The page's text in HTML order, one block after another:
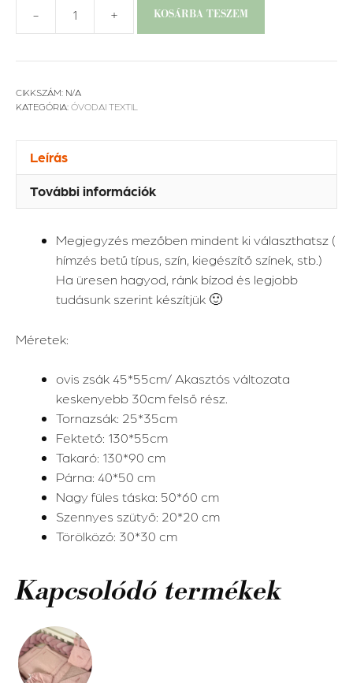
-
Ovis
-
munkagépek
+ KOSÁRBA TESZEM
CIKKSZÁM: N/A
KATEGÓRIA: ÓVODAI TEXTIL
Leírás
További információk
Megjegyzés mezőben mindent ki választhatsz (
hímzés betű típus, szín, kiegészítő színek, stb.)
Ha üresen hagyod, ránk bízod és legjobb
tudásunk szerint készítjük 🙂
Méretek:
ovis zsák 45*55cm/ Akasztós változata
keskenyebb 30cm felső rész.
Tornazsák: 25*35cm
Fektető: 130*55cm
Takaró: 130*90 cm
Párna: 40*50 cm
Nagy füles táska: 50*60 cm
Szennyes szütyő: 20*20 cm
Törölköző: 30*30 cm
Kapcsolódó termékek
Ennek
a
terméknek